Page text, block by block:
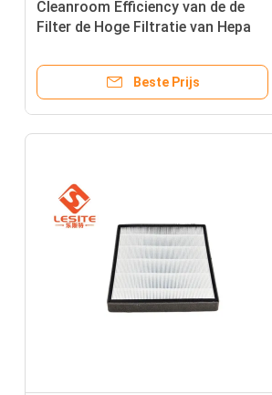
Cleanroom Efficiency van de de
Filter de Hoge Filtratie van Hepa
Beste Prijs